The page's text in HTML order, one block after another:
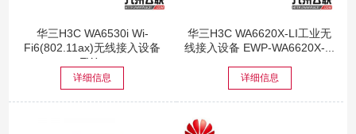
华三H3C WA6530i Wi-
Fi6(802.11ax)无线接入设备
EW...
详细信息
华三H3C WA6620X-LI工业无
线接入设备 EWP-WA6620X-...
详细信息